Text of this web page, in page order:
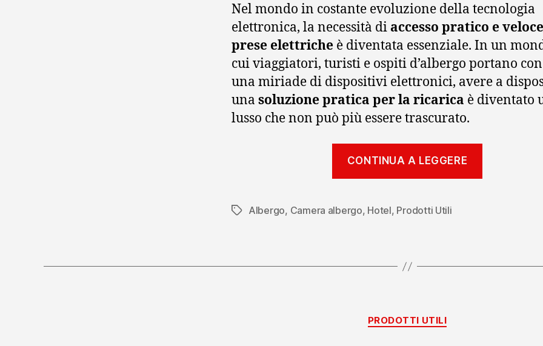
Nel mondo in costante evoluzione della tecnologia
elettronica, la necessità di accesso pratico e
prese elettriche è diventata essenziale. In un
cui viaggiatori, turisti e ospiti d’albergo portano con
una miriade di dispositivi elettronici, avere a
una soluzione pratica per la ricarica è diventato
lusso che non può più essere trascurato.
CONTINUA A LEGGERE
Tag Albergo, Camera albergo, Hotel, Prodotti Utili
Categorie
PRODOTTI UTILI